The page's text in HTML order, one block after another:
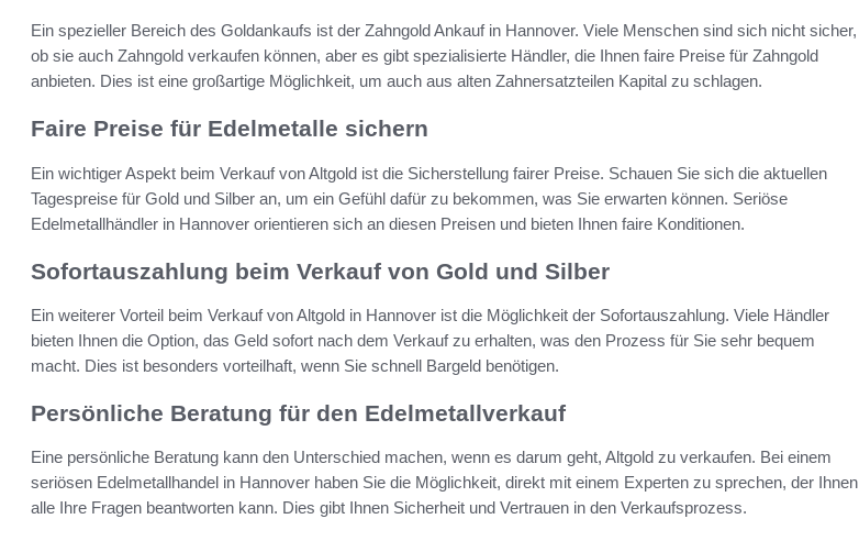
Ein spezieller Bereich des Goldankaufs ist der Zahngold Ankauf in Hannover. Viele Menschen sind sich nicht sicher,
ob sie auch Zahngold verkaufen können, aber es gibt spezialisierte Händler, die Ihnen faire Preise für Zahngold
anbieten. Dies ist eine großartige Möglichkeit, um auch aus alten Zahnersatzteilen Kapital zu schlagen.
Faire Preise für Edelmetalle sichern
Ein wichtiger Aspekt beim Verkauf von Altgold ist die Sicherstellung fairer Preise. Schauen Sie sich die aktuellen
Tagespreise für Gold und Silber an, um ein Gefühl dafür zu bekommen, was Sie erwarten können. Seriöse
Edelmetallhändler in Hannover orientieren sich an diesen Preisen und bieten Ihnen faire Konditionen.
Sofortauszahlung beim Verkauf von Gold und Silber
Ein weiterer Vorteil beim Verkauf von Altgold in Hannover ist die Möglichkeit der Sofortauszahlung. Viele Händler
bieten Ihnen die Option, das Geld sofort nach dem Verkauf zu erhalten, was den Prozess für Sie sehr bequem
macht. Dies ist besonders vorteilhaft, wenn Sie schnell Bargeld benötigen.
Persönliche Beratung für den Edelmetallverkauf
Eine persönliche Beratung kann den Unterschied machen, wenn es darum geht, Altgold zu verkaufen. Bei einem
seriösen Edelmetallhandel in Hannover haben Sie die Möglichkeit, direkt mit einem Experten zu sprechen, der Ihnen
alle Ihre Fragen beantworten kann. Dies gibt Ihnen Sicherheit und Vertrauen in den Verkaufsprozess.